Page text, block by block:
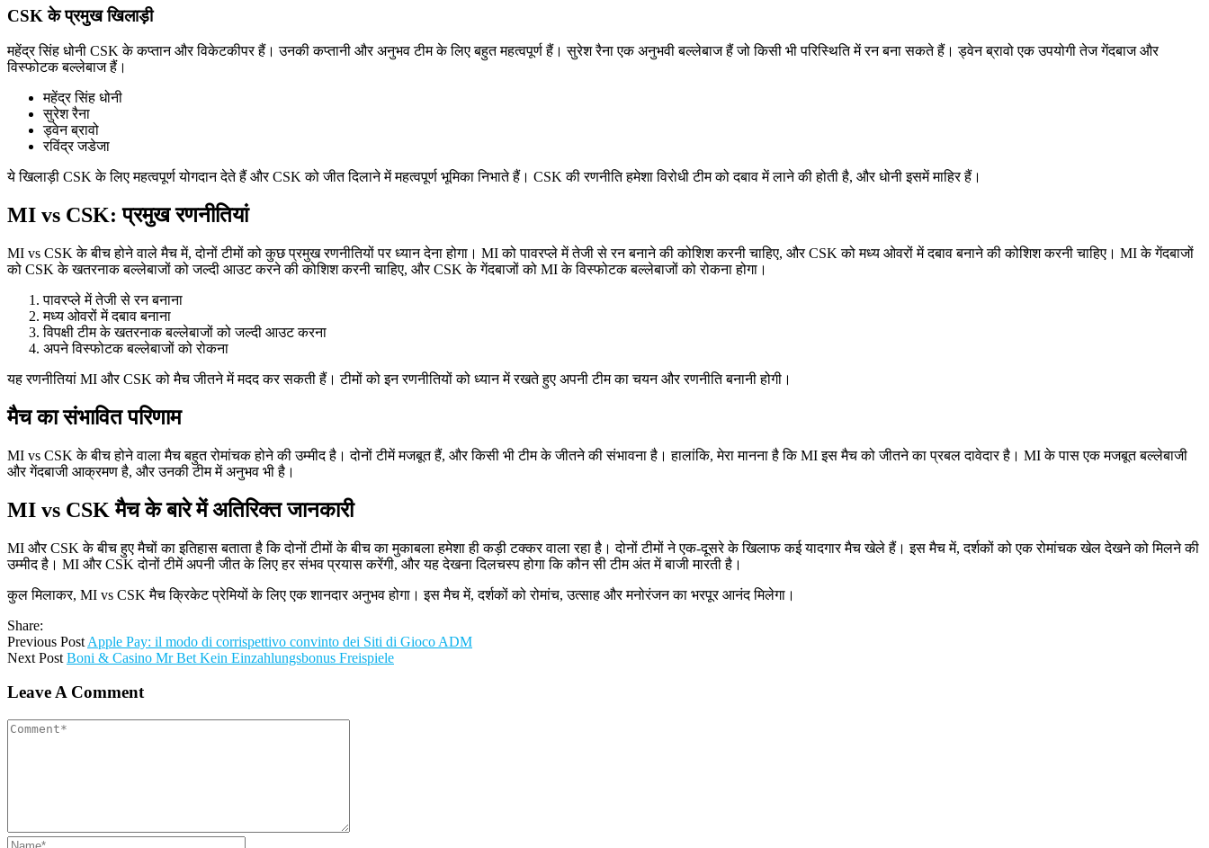
CSK के प्रमुख खिलाड़ी
महेंद्र सिंह धोनी CSK के कप्तान और विकेटकीपर हैं। उनकी कप्तानी और अनुभव टीम के लिए बहुत महत्वपूर्ण हैं। सुरेश रैना एक अनुभवी बल्लेबाज हैं जो किसी भी परिस्थिति में रन बना सकते हैं। ड्वेन ब्रावो एक उपयोगी तेज गेंदबाज और
विस्फोटक बल्लेबाज हैं।
महेंद्र सिंह धोनी
सुरेश रैना
ड्वेन ब्रावो
रविंद्र जडेजा
ये खिलाड़ी CSK के लिए महत्वपूर्ण योगदान देते हैं और CSK को जीत दिलाने में महत्वपूर्ण भूमिका निभाते हैं। CSK की रणनीति हमेशा विरोधी टीम को दबाव में लाने की होती है, और धोनी इसमें माहिर हैं।
MI vs CSK: प्रमुख रणनीतियां
MI vs CSK के बीच होने वाले मैच में, दोनों टीमों को कुछ प्रमुख रणनीतियों पर ध्यान देना होगा। MI को पावरप्ले में तेजी से रन बनाने की कोशिश करनी चाहिए, और CSK को मध्य ओवरों में दबाव बनाने की कोशिश करनी चाहिए। MI के गेंदबाजों
को CSK के खतरनाक बल्लेबाजों को जल्दी आउट करने की कोशिश करनी चाहिए, और CSK के गेंदबाजों को MI के विस्फोटक बल्लेबाजों को रोकना होगा।
पावरप्ले में तेजी से रन बनाना
मध्य ओवरों में दबाव बनाना
विपक्षी टीम के खतरनाक बल्लेबाजों को जल्दी आउट करना
अपने विस्फोटक बल्लेबाजों को रोकना
यह रणनीतियां MI और CSK को मैच जीतने में मदद कर सकती हैं। टीमों को इन रणनीतियों को ध्यान में रखते हुए अपनी टीम का चयन और रणनीति बनानी होगी।
मैच का संभावित परिणाम
MI vs CSK के बीच होने वाला मैच बहुत रोमांचक होने की उम्मीद है। दोनों टीमें मजबूत हैं, और किसी भी टीम के जीतने की संभावना है। हालांकि, मेरा मानना है कि MI इस मैच को जीतने का प्रबल दावेदार है। MI के पास एक मजबूत बल्लेबाजी
और गेंदबाजी आक्रमण है, और उनकी टीम में अनुभव भी है।
MI vs CSK मैच के बारे में अतिरिक्त जानकारी
MI और CSK के बीच हुए मैचों का इतिहास बताता है कि दोनों टीमों के बीच का मुकाबला हमेशा ही कड़ी टक्कर वाला रहा है। दोनों टीमों ने एक-दूसरे के खिलाफ कई यादगार मैच खेले हैं। इस मैच में, दर्शकों को एक रोमांचक खेल देखने को मिलने की
उम्मीद है। MI और CSK दोनों टीमें अपनी जीत के लिए हर संभव प्रयास करेंगी, और यह देखना दिलचस्प होगा कि कौन सी टीम अंत में बाजी मारती है।
कुल मिलाकर, MI vs CSK मैच क्रिकेट प्रेमियों के लिए एक शानदार अनुभव होगा। इस मैच में, दर्शकों को रोमांच, उत्साह और मनोरंजन का भरपूर आनंद मिलेगा।
Share:
Previous Post Apple Pay: il modo di corrispettivo convinto dei Siti di Gioco ADM
Next Post Boni & Casino Mr Bet Kein Einzahlungsbonus Freispiele
Leave A Comment